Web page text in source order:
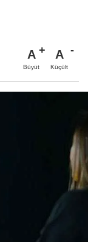
A
Büyüt
A
Küçült